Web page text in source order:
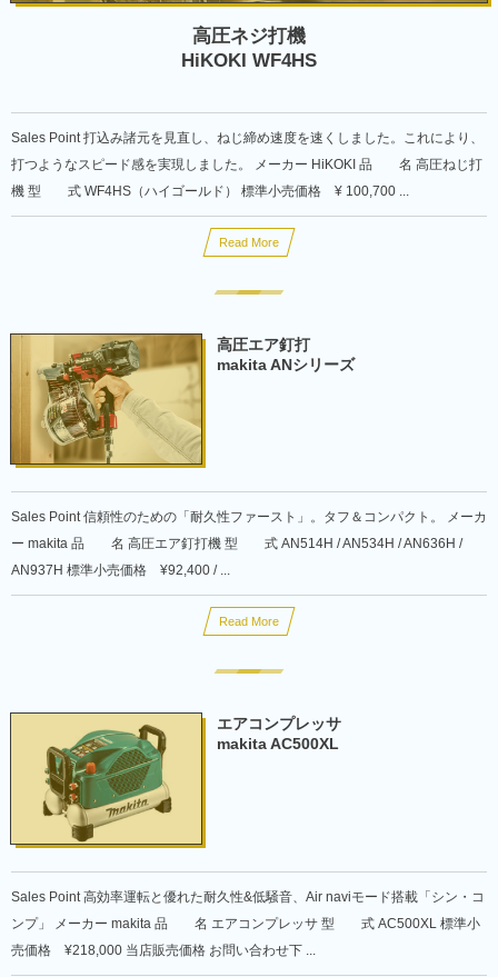
高圧ネジ打機
HiKOKI WF4HS
Sales Point 打込み諸元を見直し、ねじ締め速度を速くしました。これにより、
打つようなスピード感を実現しました。 メーカー HiKOKI 品 名 高圧ねじ打
機 型 式 WF4HS（ハイゴールド） 標準小売価格 ¥ 100,700 ...
Read More
高圧エア釘打
makita ANシリーズ
Sales Point 信頼性のための「耐久性ファースト」。タフ＆コンパクト。 メーカ
ー makita 品 名 高圧エア釘打機 型 式 AN514H / AN534H / AN636H /
AN937H 標準小売価格 ¥92,400 / ...
Read More
エアコンプレッサ
makita AC500XL
Sales Point 高効率運転と優れた耐久性&低騒音、Air naviモード搭載「シン・コ
ンプ」 メーカー makita 品 名 エアコンプレッサ 型 式 AC500XL 標準小
売価格 ¥218,000 当店販売価格 お問い合わせ下 ...